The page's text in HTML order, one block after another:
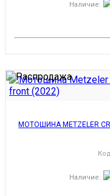
Наличие:
МОТОШИНА METZELER
Наличие: